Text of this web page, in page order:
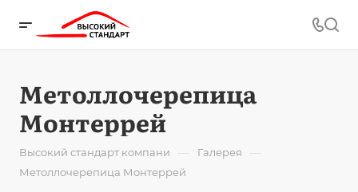
Метоллочерепица
Монтеррей
Высокий стандарт компани — Галерея —
Метоллочерепица Монтеррей